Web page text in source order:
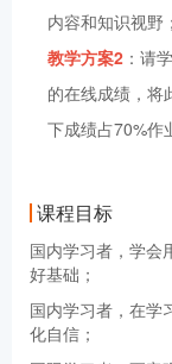
内容和知识视野；
教学方案2 ：请
的在线成绩，将
下成绩占70%作
课程目标
国内学习者，学会
好基础；
国内学习者，在学
化自信；